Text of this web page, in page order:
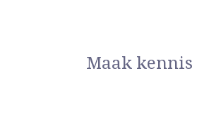
Maak kennis